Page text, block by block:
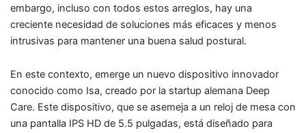
embargo, incluso con todos estos arreglos, hay una
creciente necesidad de soluciones más eficaces y menos
intrusivas para mantener una buena salud postural.
En este contexto, emerge un nuevo dispositivo innovador
conocido como Isa, creado por la startup alemana Deep
Care. Este dispositivo, que se asemeja a un reloj de mesa con
una pantalla IPS HD de 5.5 pulgadas, está diseñado para